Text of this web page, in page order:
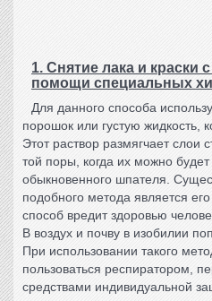
1. Снятие лака и краски
помощи специальных
Для данного способа
порошок или густую жидкость,
Этот раствор размягчает слои
той поры, когда их можно
обыкновенного шпателя.
подобного метода является
способ вредит здоровью
В воздух и почву в изобилии
При использовании такого
пользоваться респиратором,
средствами индивидуальной